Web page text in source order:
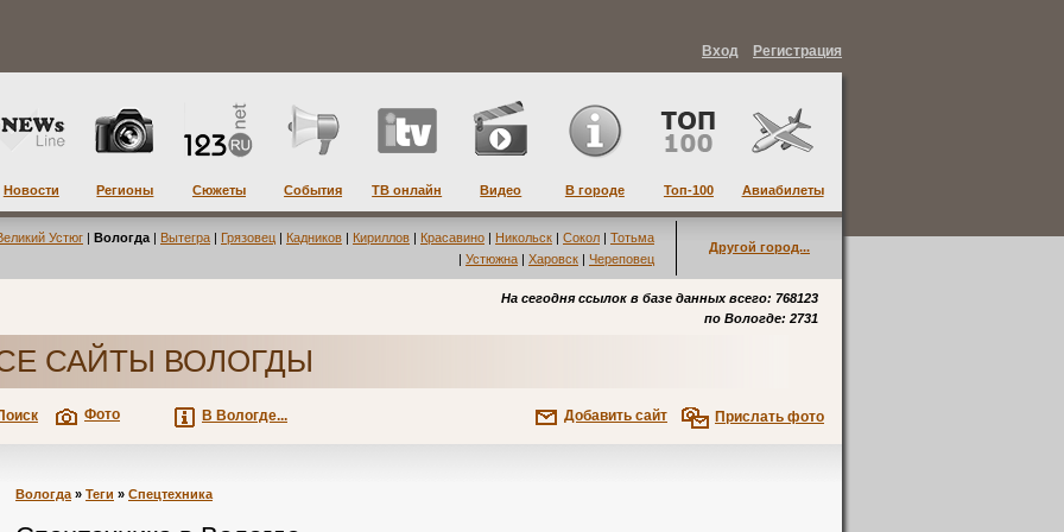
Вход Регистрация
Новости Регионы Сюжеты События ТВ онлайн Видео В городе Топ-100 Авиабилеты
Устюг | Вологда | Вытегра | Грязовец | Кадников | Кириллов | Красавино | Никольск | Сокол | Тотьма
| Устюжна | Харовск | Череповец
Другой город...
На сегодня ссылок в базе данных всего: 768123
по Вологде: 2731
САЙТЫ ВОЛОГДЫ
Фото В Вологде... Прислать фото
Добавить сайт
Вологда » Теги » Спецтехника